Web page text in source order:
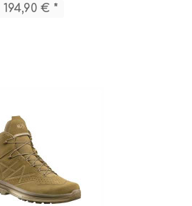
194,90 € *